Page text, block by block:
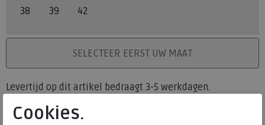
38 39 42
PLAATS IN WINKELMANDSELECTEER EERST UW MAAT
Levertijd op dit artikel bedraagt 3-5 werkdagen.
Onze winkelvoorraad
Cookies.